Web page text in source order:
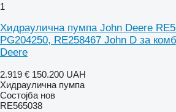
1
Хидраулична пумпа John Deere
PG204250, RE258467 John D за
Deere
2.919 € 150.200 UAH
Хидраулична пумпа
Состојба нов
RE565038